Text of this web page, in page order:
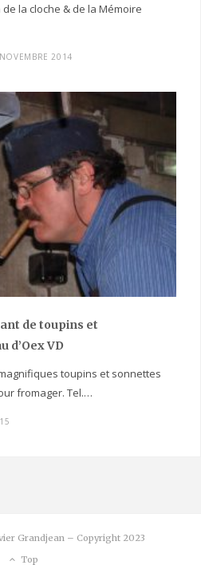
la cloche & de la Mémoire
2014
de toupins et
d’Oex VD
toupins et sonnettes
fromager. Tel.…
Grandjean – Copyright 2023
Top